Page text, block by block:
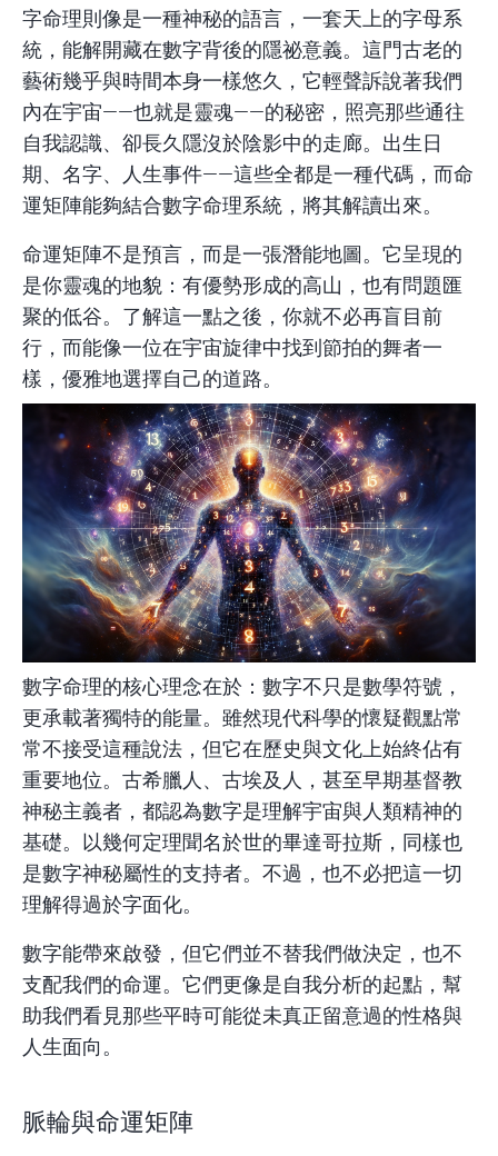
字命理則像是一種神秘的語言，一套天上的字母系
統，能解開藏在數字背後的隱祕意義。這門古老的
藝術幾乎與時間本身一樣悠久，它輕聲訴說著我們
內在宇宙——也就是靈魂——的秘密，照亮那些通往
自我認識、卻長久隱沒於陰影中的走廊。出生日
期、名字、人生事件——這些全都是一種代碼，而命
運矩陣能夠結合數字命理系統，將其解讀出來。
命運矩陣不是預言，而是一張潛能地圖。它呈現的
是你靈魂的地貌：有優勢形成的高山，也有問題匯
聚的低谷。了解這一點之後，你就不必再盲目前
行，而能像一位在宇宙旋律中找到節拍的舞者一
樣，優雅地選擇自己的道路。
數字命理的核心理念在於：數字不只是數學符號，
更承載著獨特的能量。雖然現代科學的懷疑觀點常
常不接受這種說法，但它在歷史與文化上始終佔有
重要地位。古希臘人、古埃及人，甚至早期基督教
神秘主義者，都認為數字是理解宇宙與人類精神的
基礎。以幾何定理聞名於世的畢達哥拉斯，同樣也
是數字神秘屬性的支持者。不過，也不必把這一切
理解得過於字面化。
數字能帶來啟發，但它們並不替我們做決定，也不
支配我們的命運。它們更像是自我分析的起點，幫
助我們看見那些平時可能從未真正留意過的性格與
人生面向。
脈輪與命運矩陣